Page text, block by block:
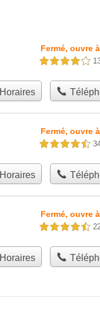
Fermé, ouvre
4,0 étoiles sur 5
Horaires
Fermé, ouvre
4,5 étoiles sur 5
Horaires
Fermé, ouvre
4,5 étoiles sur 5
Horaires